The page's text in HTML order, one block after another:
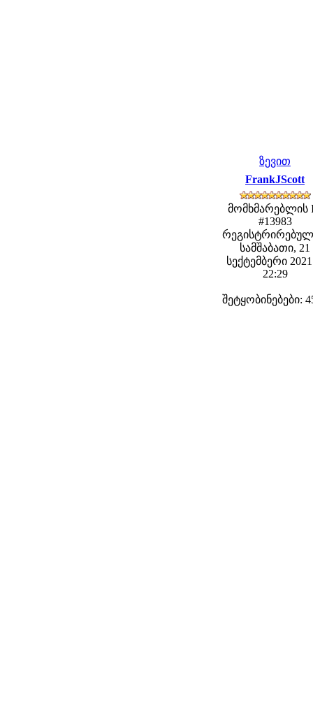
ზევით
FrankJScott
მომხმარებლის
#13983
სამშაბათი, 21
სექტემბერი
22:29
შეტყობინებები: